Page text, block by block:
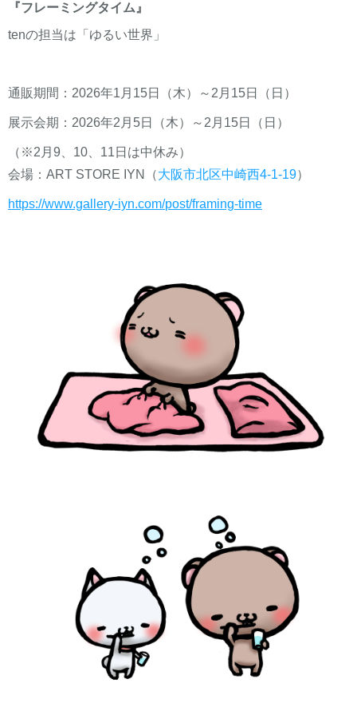
『フレーミングタイム』
tenの担当は「ゆるい世界」
通販期間：2026年1月15日（木）～2月15日（日）
展示会期：2026年2月5日（木）～2月15日（日）
（※2月9、10、11日は中休み）
会場：ART STORE IYN（大阪市北区中崎西4-1-19）
https://www.gallery-iyn.com/post/framing-time